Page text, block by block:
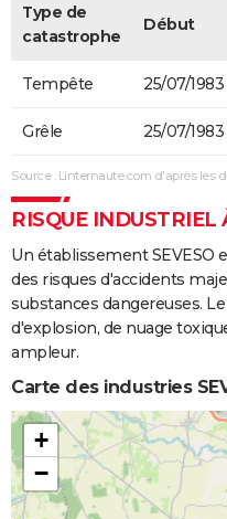
Type de
catastrophe
Début
Tempête 25/07/1983
Grêle 25/07/1983
Source : Linternaute.com d'après les
RISQUE INDUSTRIEL
Un établissement
des risques d'accidents
substances dangereuses.
d'explosion, de nuage
ampleur.
Carte des industries
+
−